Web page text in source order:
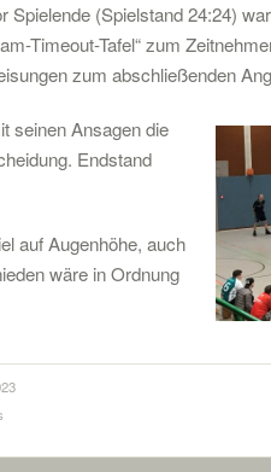
Spielende (Spielstand 24:24)
Timeout-Tafel“ zum
zum abschließenden
seinen Ansagen die
Endstand
auf Augenhöhe, auch
wäre in Ordnung